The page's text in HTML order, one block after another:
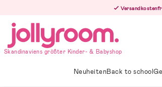
innehållet
Skandinaviens größter Kinder- & Babyshop
NeuheitenBack to school